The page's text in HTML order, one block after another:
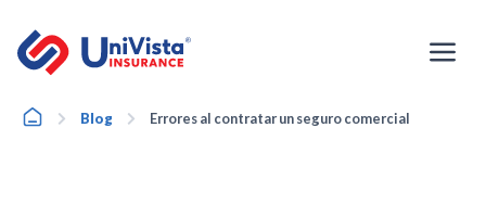
contenido
HomeBlog Errores al contratar un seguro comercial